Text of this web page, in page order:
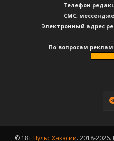
Телефон
CМС,
Электронный адрес
По вопросам
© 18+ Пульс Хакасии. 2018-